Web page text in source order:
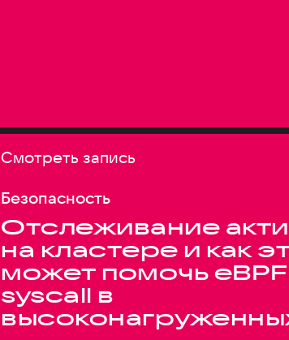
Смотреть запись
Безопасность
Отслеживание
на кластере и как
может помочь eBPF
syscall в